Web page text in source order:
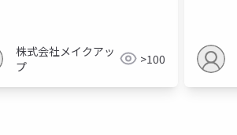
株式会社メイクアッ
プ
>100